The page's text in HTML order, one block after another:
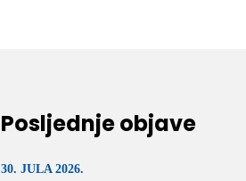
Posljednje objave
30. JULA 2026.